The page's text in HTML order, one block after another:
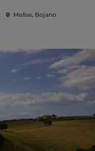
Molise, Bojano